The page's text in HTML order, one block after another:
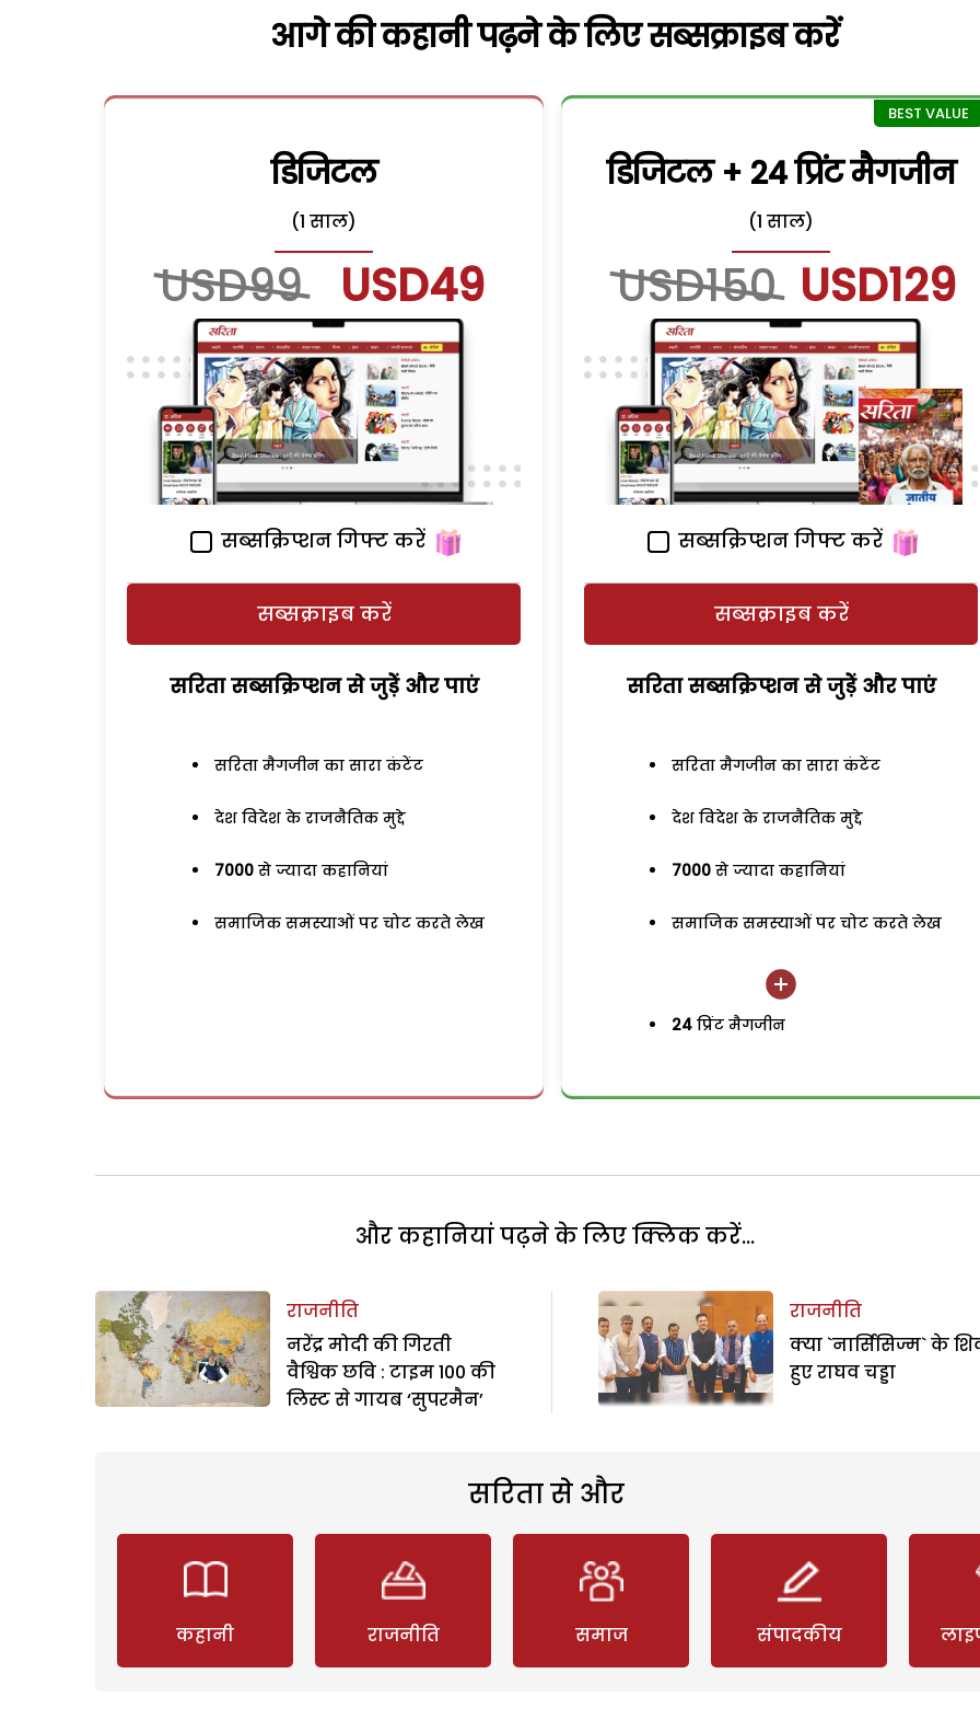
आगे की कहानी पढ़ने के लिए सब्सक्राइब करें
डिजिटल
(1 साल)
USD99 USD49
सब्सक्रिप्शन गिफ्ट करें
सब्सक्राइब करें
सरिता सब्सक्रिप्शन से जुड़ेें और पाएं
सरिता मैगजीन का सारा कंटेंट
देश विदेश के राजनैतिक मुद्दे
7000 से ज्यादा कहानियां
समाजिक समस्याओं पर चोट करते लेख
डिजिटल + 24 प्रिंट मैगजीन
(1 साल)
USD150 USD129
सब्सक्रिप्शन गिफ्ट करें
सब्सक्राइब करें
सरिता सब्सक्रिप्शन से जुड़ेें और पाएं
सरिता मैगजीन का सारा कंटेंट
देश विदेश के राजनैतिक मुद्दे
7000 से ज्यादा कहानियां
समाजिक समस्याओं पर चोट करते लेख
24 प्रिंट मैगजीन
और कहानियां पढ़ने के लिए क्लिक करें...
राजनीति
नरेंद्र मोदी की गिरती
वैश्विक छवि : टाइम 100 की
लिस्ट से गायब ‘सुपरमैन’
राजनीति
क्या `नार्सिसिज्म` के
हुए राघव चड्डा
सरिता से और
कहानी राजनीति समाज संपादकीय